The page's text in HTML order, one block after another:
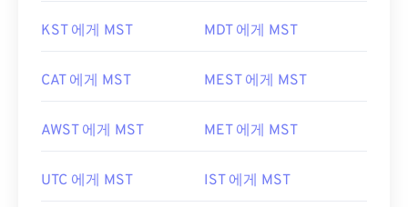
KST 에게 MST MDT 에게 MST
CAT 에게 MST MEST 에게 MST
AWST 에게 MST MET 에게 MST
UTC 에게 MST IST 에게 MST